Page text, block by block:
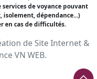
de voyance pouvant
isolement, dépendance...)
en cas de difficultés.
de Site Internet &
VN WEB.